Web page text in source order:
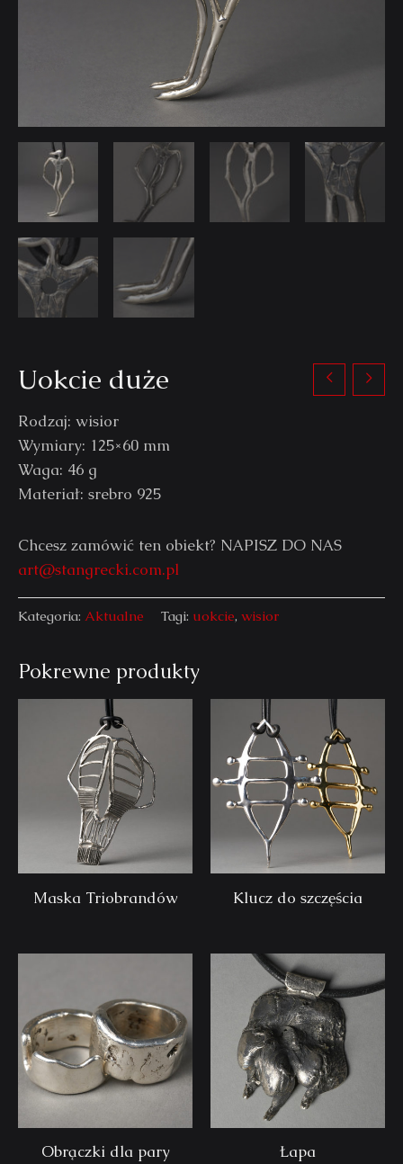
Uokcie duże
Rodzaj: wisior
Wymiary: 125×60 mm
Waga: 46 g
Materiał: srebro 925
Chcesz zamówić ten obiekt? NAPISZ DO NAS
art@stangrecki.com.pl
Kategoria: Aktualne Tagi: uokcie, wisior
Pokrewne produkty
Maska Triobrandów Klucz do szczęścia
Obrączki dla pary Łapa